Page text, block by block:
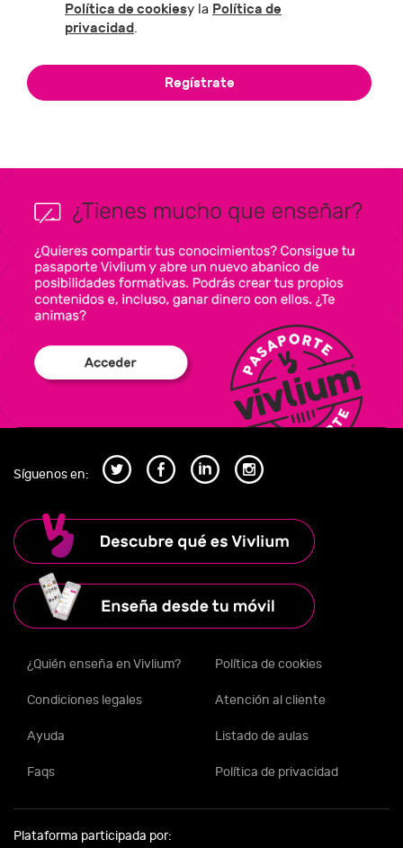
Política de cookiesy la Política de
privacidad.
Síguenos en:
¿Quién enseña en Vivlium? Política de cookies
Condiciones legales Atención al cliente
Ayuda Listado de aulas
Faqs Política de privacidad
Plataforma participada por: